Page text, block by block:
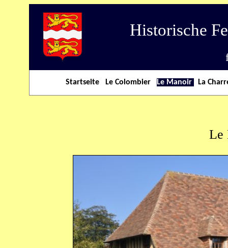
Historische
Startseite Le Colombier Le Manoir La
Le